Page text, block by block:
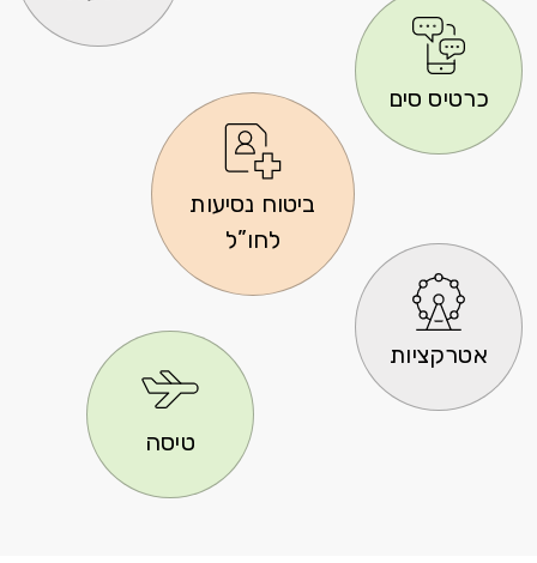
ביטוח נסיעות
לחו”ל